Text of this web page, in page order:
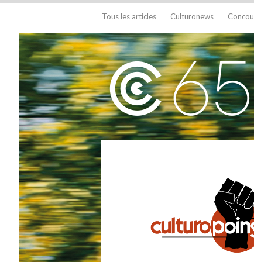
Tous les articles Culturonews